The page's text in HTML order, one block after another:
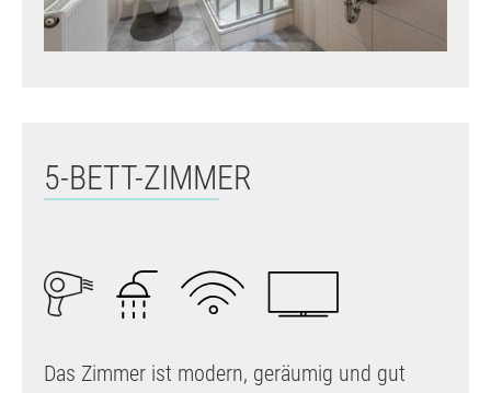
5-BETT-ZIMMER
Das Zimmer ist modern, geräumig und gut